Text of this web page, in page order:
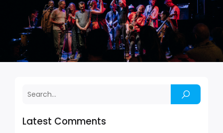
Latest Comments